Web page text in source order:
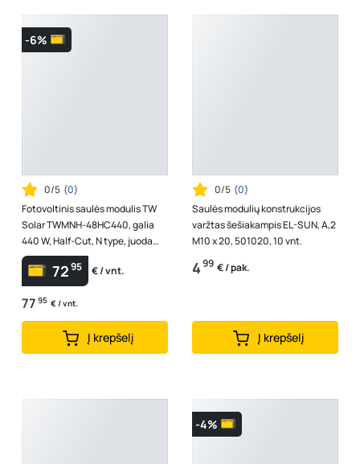
-6%
0/5 (0)
Fotovoltinis saulės modulis TW
Solar TWMNH-48HC440, galia
440 W, Half-Cut, N type, juoda
spalva, bifacial, 30 mm, dvipus...
7295 € / vnt.
77 95 € / vnt.
Į krepšelį
0/5 (0)
Saulės modulių konstrukcijos
varžtas šešiakampis EL-SUN, A,2
M10 x 20, 501020, 10 vnt.
499 € / pak.
Į krepšelį
-4%